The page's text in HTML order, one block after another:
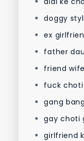
doggy
ex
father
friend
fuck choti
gang
gay choti
girlfriend